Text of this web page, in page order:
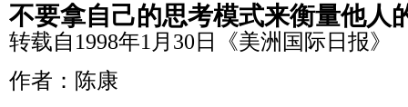
不要拿自己的思考模式来衡量他人
转载自1998年1月30日《美洲国际日报》
作者：陈康